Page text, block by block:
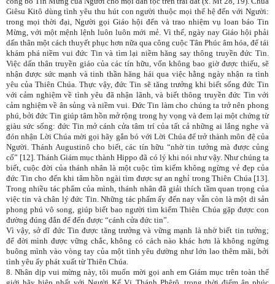
Giêsu Kitô dùng tình yêu thu hút con người thuộc mọi thế hệ đến với Người:
trong mọi thời đại, Người gọi Giáo hội đến và trao nhiệm vụ loan báo Tin
Mừng, với một mệnh lệnh luôn luôn mới mẻ. Vì thế, ngày nay Giáo hội phải
dấn thân một cách thuyết phục hơn nữa qua công cuộc Tân Phúc âm hóa, để tái
khám phá niềm vui đức Tin và tìm lại niềm hăng say thông truyền đức Tin.
Việc dấn thân truyền giáo của các tín hữu, vốn không bao giờ được thiếu, sẽ
nhận được sức mạnh và tinh thần hăng hái qua việc hằng ngày nhận ra tình
yêu của Thiên Chúa. Thực vậy, đức Tin sẽ tăng trưởng khi biết sống đức Tin
với cảm nghiệm về tình yêu đã nhận lãnh, và biết thông truyền đức Tin với
cảm nghiệm về ân sủng và niềm vui. Đức Tin làm cho chúng ta trở nên phong
phú, bởi đức Tin giúp tâm hồn mở rộng trong hy vọng và đem lại một chứng từ
giàu sức sống: đức Tin mở cánh cửa tâm trí của tất cả những ai lắng nghe và
đón nhận Lời Chúa mời gọi hãy gắn bó với Lời Chúa để trở thành môn đệ của
Người. Thánh Augustinô cho biết, các tín hữu “nhờ tin tưởng mà được củng
cố” [12]. Thánh Giám mục thành Hippo đã có lý khi nói như vậy. Như chúng ta
biết, cuộc đời của thánh nhân là một cuộc tìm kiếm không ngừng vẻ đẹp của
đức Tin cho đến khi tâm hồn ngài tìm được sự an nghỉ trong Thiên Chúa [13].
Trong nhiều tác phẩm của mình, thánh nhân đã giải thích tầm quan trọng của
việc tin và chân lý đức Tin. Những tác phẩm ấy đến nay vẫn còn là một di sản
phong phú vô song, giúp biết bao người tìm kiếm Thiên Chúa gặp được con
đường đúng đắn để đến được “cánh cửa đức tin”.
Vì vậy, sở dĩ đức Tin được tăng trưởng và vững mạnh là nhờ biết tin tưởng;
để đời mình được vững chắc, không có cách nào khác hơn là không ngừng
buông mình vào vòng tay của một tình yêu dường như lớn lao thêm mãi, bởi
tình yêu ấy phát xuất từ Thiên Chúa.
8. Nhân dịp vui mừng này, tôi muốn mời gọi anh em Giám mục trên toàn thế